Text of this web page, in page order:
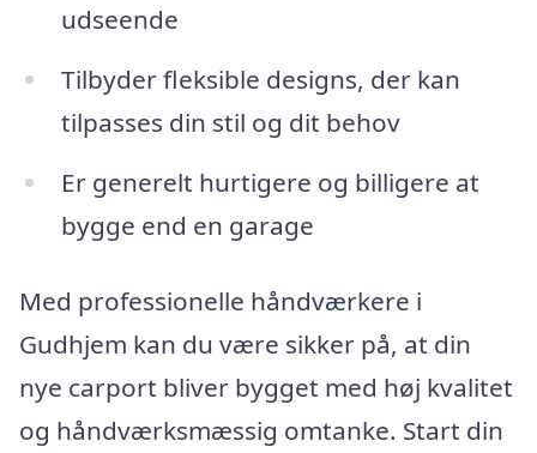
udseende
Tilbyder fleksible designs, der kan
tilpasses din stil og dit behov
Er generelt hurtigere og billigere at
bygge end en garage
Med professionelle håndværkere i
Gudhjem kan du være sikker på, at din
nye carport bliver bygget med høj kvalitet
og håndværksmæssig omtanke. Start din